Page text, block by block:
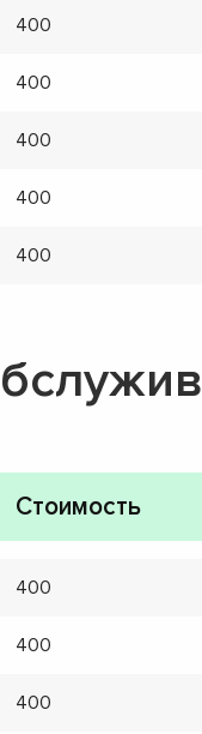
400
400
400
400
400
Стоимость
400
400
400